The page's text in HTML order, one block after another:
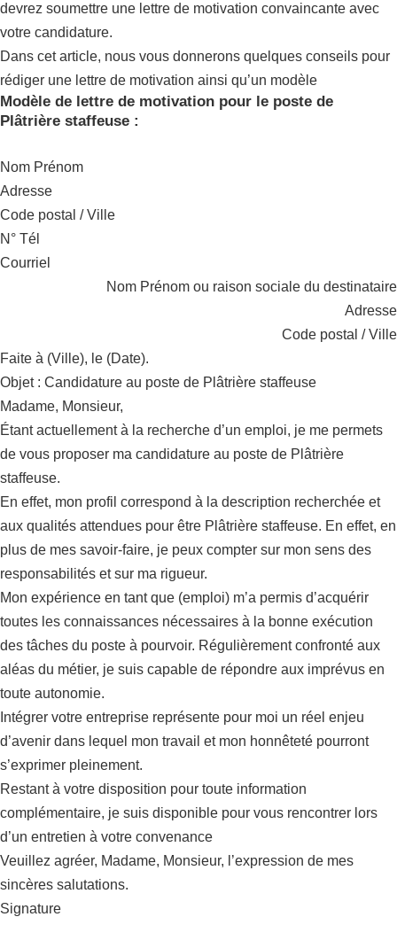
devrez soumettre une lettre de motivation convaincante avec
votre candidature.
Dans cet article, nous vous donnerons quelques conseils pour
rédiger une lettre de motivation ainsi qu’un modèle
Modèle de lettre de motivation pour le poste de
Plâtrière staffeuse :
Nom Prénom
Adresse
Code postal / Ville
N° Tél
Courriel
Nom Prénom ou raison sociale du destinataire
Adresse
Code postal / Ville
Faite à (Ville), le (Date).
Objet : Candidature au poste de Plâtrière staffeuse
Madame, Monsieur,
Étant actuellement à la recherche d’un emploi, je me permets
de vous proposer ma candidature au poste de Plâtrière
staffeuse.
En effet, mon profil correspond à la description recherchée et
aux qualités attendues pour être Plâtrière staffeuse. En effet, en
plus de mes savoir-faire, je peux compter sur mon sens des
responsabilités et sur ma rigueur.
Mon expérience en tant que (emploi) m’a permis d’acquérir
toutes les connaissances nécessaires à la bonne exécution
des tâches du poste à pourvoir. Régulièrement confronté aux
aléas du métier, je suis capable de répondre aux imprévus en
toute autonomie.
Intégrer votre entreprise représente pour moi un réel enjeu
d’avenir dans lequel mon travail et mon honnêteté pourront
s’exprimer pleinement.
Restant à votre disposition pour toute information
complémentaire, je suis disponible pour vous rencontrer lors
d’un entretien à votre convenance
Veuillez agréer, Madame, Monsieur, l’expression de mes
sincères salutations.
Signature